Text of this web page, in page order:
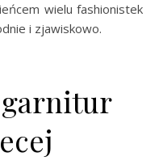
wielu fashionistek
i zjawiskowo.
garnitur